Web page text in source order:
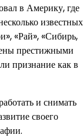
в Америку, где
известных
«Рай», «Сибирь,
престижными
признание как в
и снимать
своего